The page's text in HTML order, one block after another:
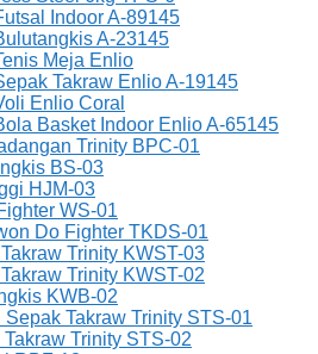
Indoor A-89145
A-23145
Meja Enlio
Takraw Enlio A-19145
Enlio Coral
Basket Indoor Enlio A-65145
Trinity BPC-01
BS-03
HJM-03
WS-01
Do Fighter TKDS-01
Trinity KWST-03
Trinity KWST-02
KWB-02
Takraw Trinity STS-01
Trinity STS-02